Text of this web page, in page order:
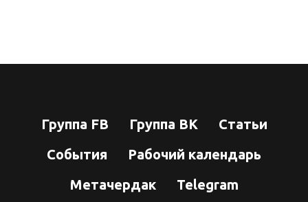
Группа FB Группа ВК
Статьи
События
Рабочий календарь
Метачердак
Telegram